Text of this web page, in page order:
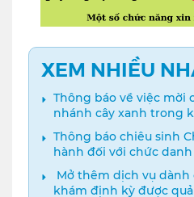
XEM NHIỀU
Thông báo về việc mời
nhánh cây xanh trong
Thông báo chiêu sinh
hành đối với chức
dưỡng năm 2024
Mở thêm dịch vụ
khám định kỳ được